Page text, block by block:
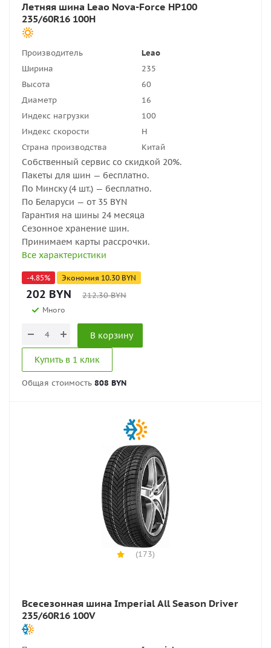
Летняя шина Leao Nova-Force HP100
235/60R16 100H
Производитель
Leao
Ширина
235
Высота
60
Диаметр
16
Индекс нагрузки
100
Индекс скорости
H
Страна производства
Китай
Собственный сервис со скидкой 20%.
Пакеты для шин — бесплатно.
По Минску (4 шт.) — бесплатно.
По Беларуси — от 35 BYN
Гарантия на шины 24 месяца
Сезонное хранение шин.
Принимаем карты рассрочки.
Все характеристики
-4.85% Экономия 10.30 BYN
202 BYN 212.30BYN
Много
В корзину
Купить в 1 клик
Общая стоимость 808 BYN
(173)
Всесезонная шина Imperial All Season Driver
235/60R16 100V